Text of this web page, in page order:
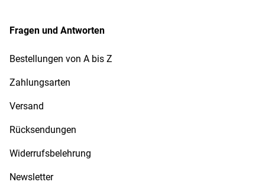
Fragen und Antworten
Bestellungen von A bis Z
Zahlungsarten
Versand
Rücksendungen
Widerrufsbelehrung
Newsletter